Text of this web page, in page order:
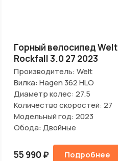
Горный велосипед Welt
Rockfall 3.0 27 2023
Производитель: Welt
Вилка: Hagen 362 HLO
Диаметр колес: 27.5
Количество скоростей: 27
Модельный год: 2023
Обода: Двойные
55 990 ₽ Подробнее